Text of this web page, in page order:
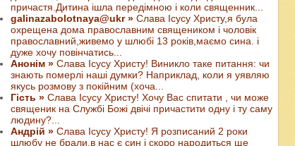
причастя.Дитина ішла передімною і коли священник...
galinazabolotnaya@ukr »Слава Ісусу Христу,я була
охрещена дома православним священиком і чоловік
православний,живемо у шлюбі 13 років,маємо сина. і
дуже хочу повінчатись...
Анонім »Слава Ісусу Христу! Виникло таке питання: чи
знають померлі наші думки? Наприклад, коли я уявляю
якусь розмову з покійним (хоча...
Гість »Слава Ісусу Христу! Хочу Вас спитати , чи може
священик на Службі Божі двічі причастити одну і ту саму
людину?...
Андрій »Слава Ісусу Христу! Я розписаний 2 роки
шлюбу не брали,в нас є син і скоро народиться ще